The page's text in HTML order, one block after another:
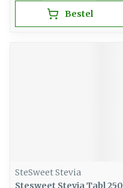
Bestel
SteSweet Stevia
Stesweet Stevia Tabl 250